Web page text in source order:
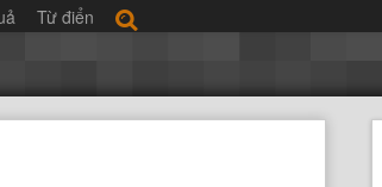
Từ điển